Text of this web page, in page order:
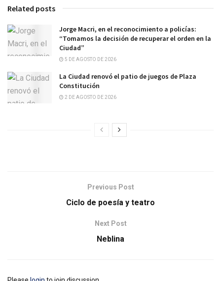
Related posts
Jorge Macri, en el reconocimiento a policías:
“Tomamos la decisión de recuperar el orden en la
Ciudad”
5 DE AGOSTO DE 2026
La Ciudad renovó el patio de juegos de Plaza
Constitución
2 DE AGOSTO DE 2026
Previous Post
Ciclo de poesía y teatro
Next Post
Neblina